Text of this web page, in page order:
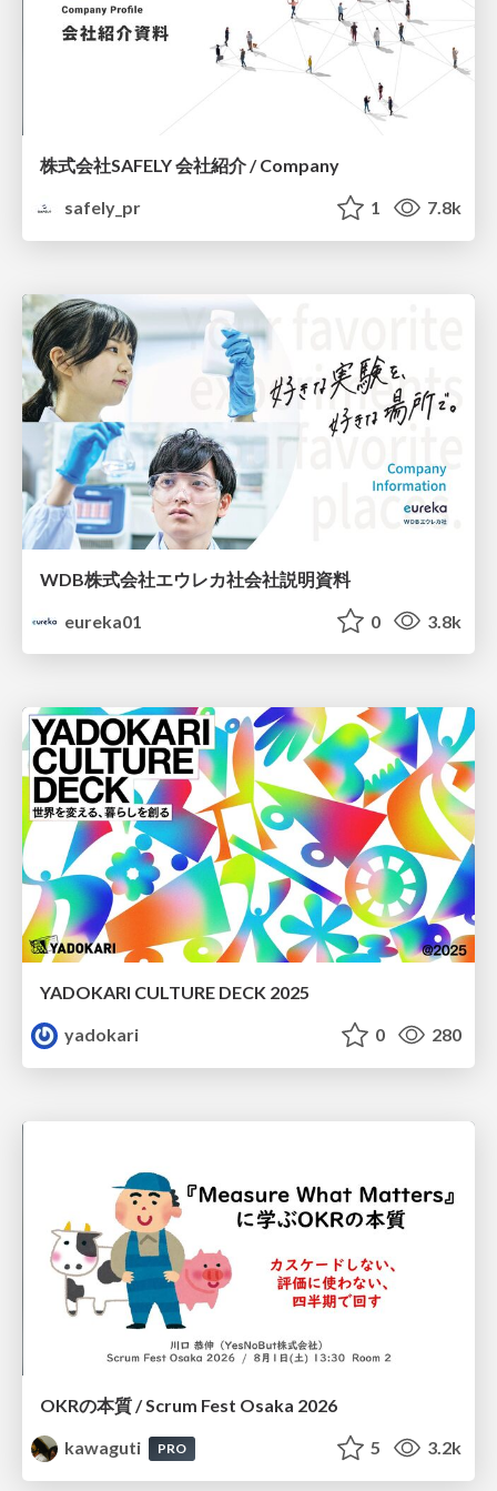
株式会社SAFELY 会社紹介 / Company
safely_pr
1 7.8k
WDB株式会社エウレカ社会社説明資料
eureka01
0 3.8k
YADOKARI CULTURE DECK 2025
yadokari
0 280
OKRの本質 / Scrum Fest Osaka 2026
kawaguti
PRO 5 3.2k